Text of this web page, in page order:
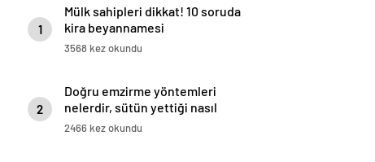
1
Mülk sahipleri dikkat! 10 soruda
kira beyannamesi
3568 kez okundu
2
Doğru emzirme yöntemleri
nelerdir, sütün yettiği nasıl
anlaşılır?
2466 kez okundu